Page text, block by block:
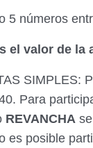
5 números
el valor de la
SIMPLES:
Para
REVANCHA
es posible